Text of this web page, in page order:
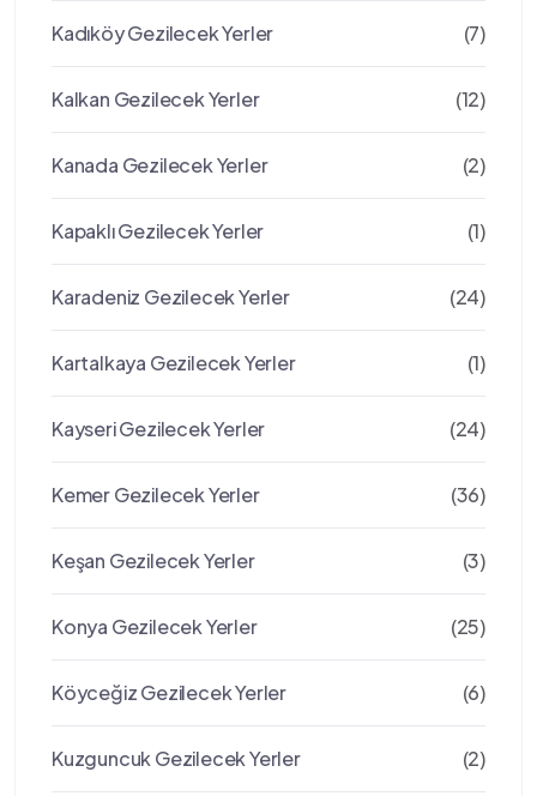
Kadıköy Gezilecek Yerler (7)
Kalkan Gezilecek Yerler (12)
Kanada Gezilecek Yerler (2)
Kapaklı Gezilecek Yerler (1)
Karadeniz Gezilecek Yerler (24)
Kartalkaya Gezilecek Yerler (1)
Kayseri Gezilecek Yerler (24)
Kemer Gezilecek Yerler (36)
Keşan Gezilecek Yerler (3)
Konya Gezilecek Yerler (25)
Köyceğiz Gezilecek Yerler (6)
Kuzguncuk Gezilecek Yerler (2)